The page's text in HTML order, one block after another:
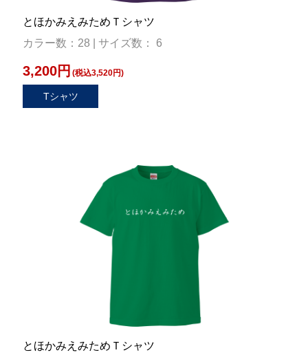
とほかみえみためＴシャツ
カラー数：28 | サイズ数： 6
3,200円 (税込3,520円)
Tシャツ
とほかみえみためＴシャツ